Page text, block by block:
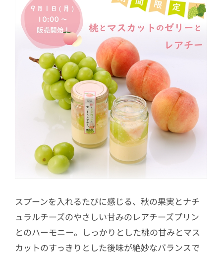
スプーンを入れるたびに感じる、秋の果実とナチ
ュラルチーズのやさしい甘みのレアチーズプリン
とのハーモニー。しっかりとした桃の甘みとマス
カットのすっきりとした後味が絶妙なバランスで